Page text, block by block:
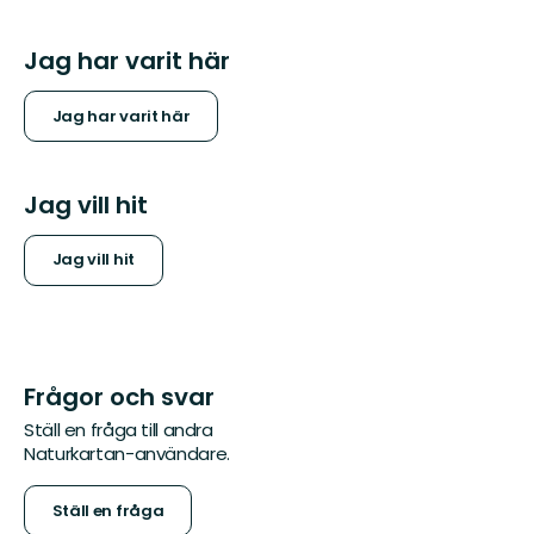
Jag har varit här
Jag har varit här
Jag vill hit
Jag vill hit
Frågor och svar
Ställ en fråga till andra
Naturkartan-användare.
Ställ en fråga